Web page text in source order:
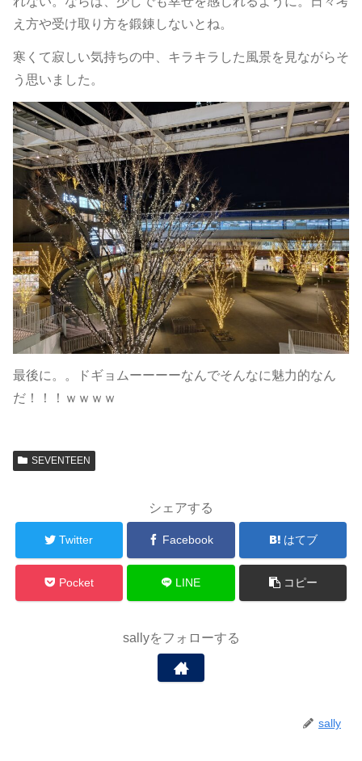
え方や受け取り方を鍛錬しないとね。
寒くて寂しい気持ちの中、キラキラした風景を見ながらそ
う思いました。
最後に。。ドギョムーーーーなんでそんなに魅力的なん
だ！！！ｗｗｗｗ
SEVENTEEN
シェアする
Twitter Facebook はてブ
Pocket LINE コピー
sallyをフォローする
sally